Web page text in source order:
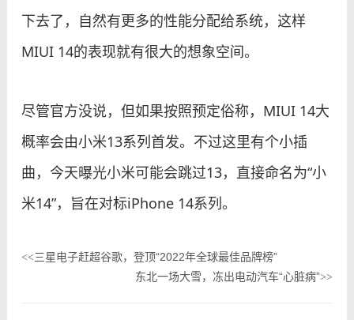
下去了，自然有更多的性能分配给系统，这样
MIUI 14的表现就有很大的想象空间。
尽管官方没说，但如果按照预定俗称，MIUI 14大
概率会由小米13系列首发。不过这里有个小插
曲，今天曝光小米可能会跳过13，直接命名为“小
米14”，旨在对标iPhone 14系列。
<<三星电子赶超谷歌，登顶“2022年全球最佳品牌榜”
东北一场大雪，冻出电动汽车“心脏病”>>